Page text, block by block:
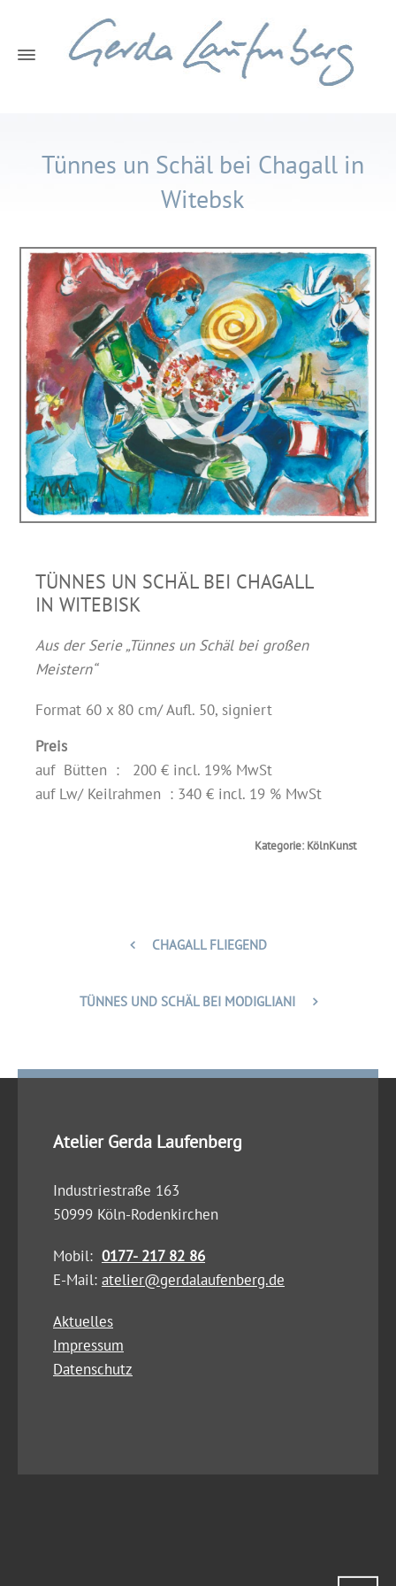
Tünnes un Schäl bei Chagall in
Witebsk
TÜNNES UN SCHÄL BEI CHAGALL
IN WITEBISK
Aus der Serie „Tünnes un Schäl bei großen
Meistern“
Format 60 x 80 cm/ Aufl. 50, signiert
Preis
auf Bütten : 200 € incl. 19% MwSt
auf Lw/ Keilrahmen : 340 € incl. 19 % MwSt
Kategorie: KölnKunst
CHAGALL FLIEGEND
TÜNNES UND SCHÄL BEI MODIGLIANI
Atelier Gerda Laufenberg
Industriestraße 163
50999 Köln-Rodenkirchen
Mobil: 0177- 217 82 86
E-Mail: atelier@gerdalaufenberg.de
Aktuelles
Impressum
Datenschutz